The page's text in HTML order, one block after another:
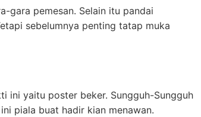
gara pemesan. Selain itu pandai
sebelumnya penting tatap muka
ini yaitu poster beker. Sungguh-Sungguh
piala buat hadir kian menawan.